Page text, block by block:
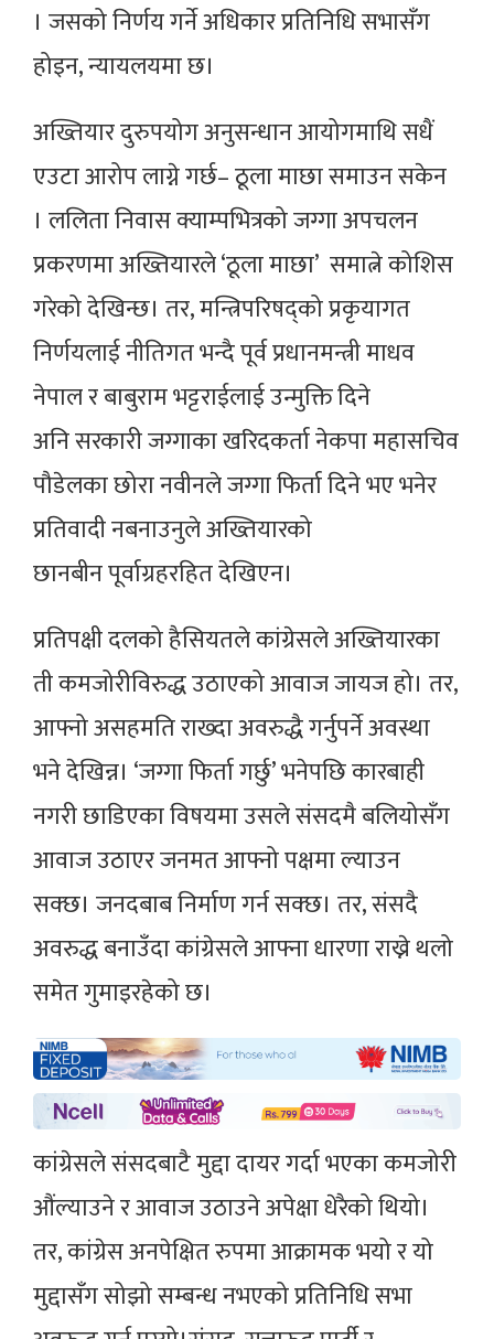
। जसको निर्णय गर्ने अधिकार प्रतिनिधि सभासँग
होइन, न्यायलयमा छ।
अख्तियार दुरुपयोग अनुसन्धान आयोगमाथि सधैं
एउटा आरोप लाग्ने गर्छ– ठूला माछा समाउन सकेन
। ललिता निवास क्याम्पभित्रको जग्गा अपचलन
प्रकरणमा अख्तियारले ‘ठूला माछा’ समात्ने कोशिस
गरेको देखिन्छ। तर, मन्त्रिपरिषद्को प्रकृयागत
निर्णयलाई नीतिगत भन्दै पूर्व प्रधानमन्त्री माधव
नेपाल र बाबुराम भट्टराईलाई उन्मुक्ति दिने
अनि सरकारी जग्गाका खरिदकर्ता नेकपा महासचिव
पौडेलका छोरा नवीनले जग्गा फिर्ता दिने भए भनेर
प्रतिवादी नबनाउनुले अख्तियारको
छानबीन पूर्वाग्रहरहित देखिएन।
प्रतिपक्षी दलको हैसियतले कांग्रेसले अख्तियारका
ती कमजोरीविरुद्ध उठाएको आवाज जायज हो। तर,
आफ्नो असहमति राख्दा अवरुद्धै गर्नुपर्ने अवस्था
भने देखिन्न। ‘जग्गा फिर्ता गर्छु’ भनेपछि कारबाही
नगरी छाडिएका विषयमा उसले संसदमै बलियोसँग
आवाज उठाएर जनमत आफ्नो पक्षमा ल्याउन
सक्छ। जनदबाब निर्माण गर्न सक्छ। तर, संसदै
अवरुद्ध बनाउँदा कांग्रेसले आफ्ना धारणा राख्ने थलो
समेत गुमाइरहेको छ।
कांग्रेसले संसदबाटै मुद्दा दायर गर्दा भएका कमजोरी
औंल्याउने र आवाज उठाउने अपेक्षा धेरैको थियो।
तर, कांग्रेस अनपेक्षित रुपमा आक्रामक भयो र यो
मुद्दासँग सोझो सम्बन्ध नभएको प्रतिनिधि सभा